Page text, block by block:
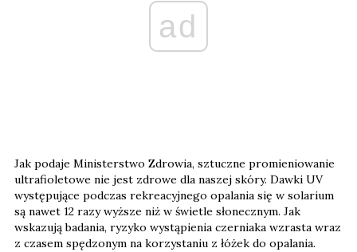
ad
Jak podaje Ministerstwo Zdrowia, sztuczne promieniowanie
ultrafioletowe nie jest zdrowe dla naszej skóry. Dawki UV
występujące podczas rekreacyjnego opalania się w solarium
są nawet 12 razy wyższe niż w świetle słonecznym. Jak
wskazują badania, ryzyko wystąpienia czerniaka wzrasta wraz
z czasem spędzonym na korzystaniu z łóżek do opalania.